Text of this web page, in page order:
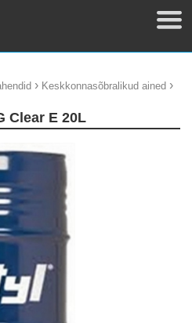
› Keskkonnasõbralikud ained ›
Clear E 20L